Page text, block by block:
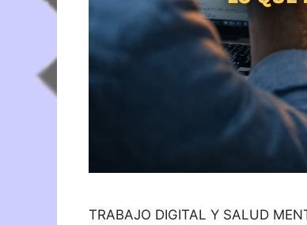
TRABAJO DIGITAL Y SALUD